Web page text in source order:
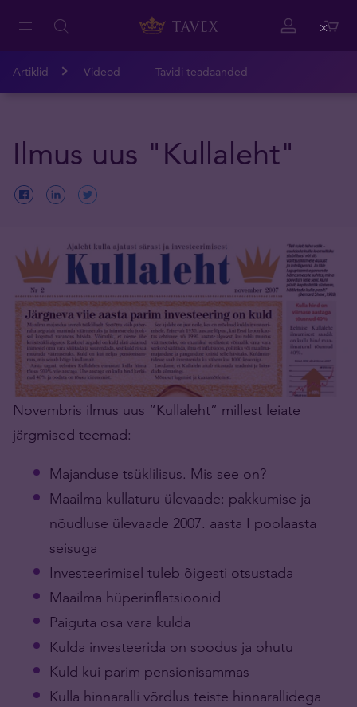
Artiklid Videod Tavidi teadaanded
Ilmus uus "Kullaleht"
Novembris ilmus uus “Kullaleht” millest leiate
järgmised teemad:
Majanduse tsüklilisus. Mis see on?
Maailma kullaturu ülevaade: pakkumise ja
nõudluse ülevaade 2007. aasta I poolaasta
seisuga
Investeerimisel tuleb õigesti otsustada
Maailma hüperinflatsioonid
Paiguta osa vara kulda
Kulda investeerida on soodus ja ohutu
Kuld kui parim pensionisammas
Kulla hinnaralli võrdlus teiste hinnarallidega
Close